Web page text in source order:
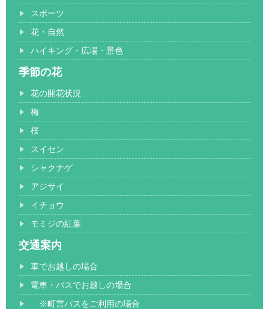
スポーツ
花・自然
ハイキング・広場・景色
季節の花
花の開花状況
梅
桜
スイセン
シャクナゲ
アジサイ
イチョウ
モミジの紅葉
交通案内
車でお越しの場合
電車・バスでお越しの場合
※町営バスをご利用の場合